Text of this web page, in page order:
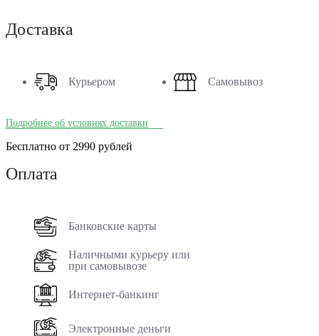
Доставка
Курьером Самовывоз
Подробнее об условиях доставки
Бесплатно от 2990 рублей
Оплата
Банковские карты
Наличными курьеру или
при самовывозе
Интернет-банкинг
Электронные деньги